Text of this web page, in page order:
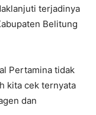
terjadinya
Belitung
Pertamina tidak
kita cek ternyata
dan